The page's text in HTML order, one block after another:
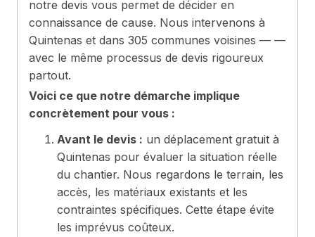
notre devis vous permet de décider en
connaissance de cause. Nous intervenons à
Quintenas et dans 305 communes voisines — —
avec le même processus de devis rigoureux
partout.
Voici ce que notre démarche implique
concrètement pour vous :
Avant le devis : un déplacement gratuit à
Quintenas pour évaluer la situation réelle
du chantier. Nous regardons le terrain, les
accès, les matériaux existants et les
contraintes spécifiques. Cette étape évite
les imprévus coûteux.